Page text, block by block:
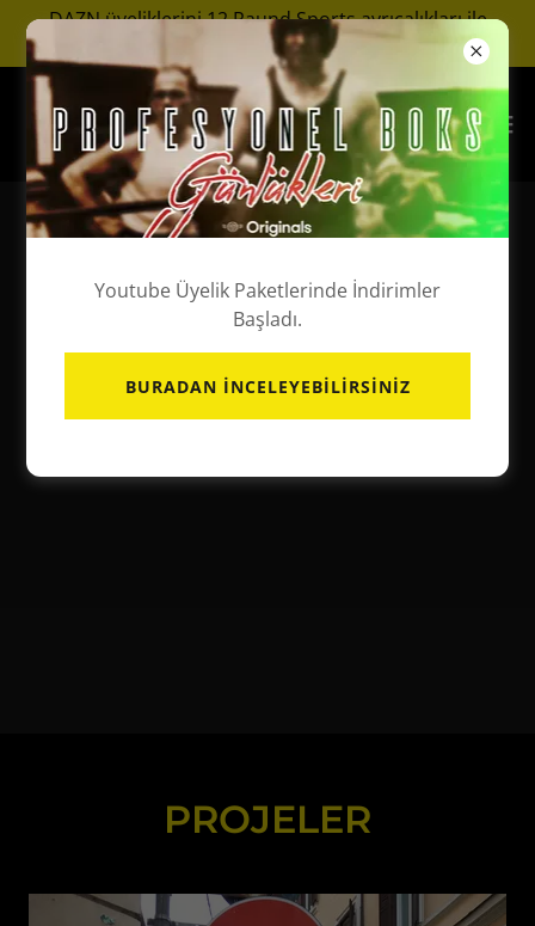
DAZN üyeliklerini 12 Raund Sports ayrıcalıkları ile
keşfedin.
PROJELER
Youtube Üyelik Paketlerinde İndirimler
Başladı.
BURADAN İNCELEYEBILIRSINIZ